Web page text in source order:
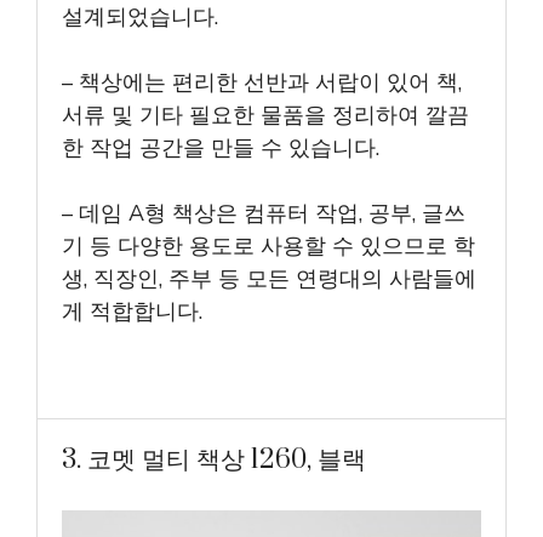
설계되었습니다.
– 책상에는 편리한 선반과 서랍이 있어 책,
서류 및 기타 필요한 물품을 정리하여 깔끔
한 작업 공간을 만들 수 있습니다.
– 데임 A형 책상은 컴퓨터 작업, 공부, 글쓰
기 등 다양한 용도로 사용할 수 있으므로 학
생, 직장인, 주부 등 모든 연령대의 사람들에
게 적합합니다.
3. 코멧 멀티 책상 1260, 블랙